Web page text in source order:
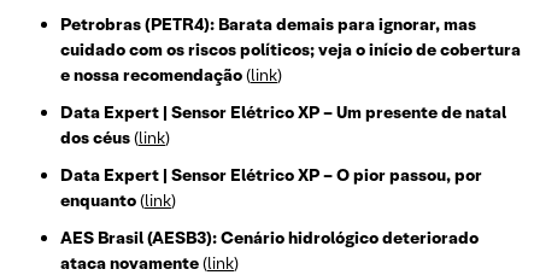
Petrobras (PETR4): Barata demais para ignorar, mas
cuidado com os riscos políticos; veja o início de cobertura
e nossa recomendação(link)
Data Expert | Sensor Elétrico XP – Um presente de natal
dos céus(link)
Data Expert | Sensor Elétrico XP – O pior passou, por
enquanto(link)
AES Brasil (AESB3): Cenário hidrológico deteriorado
ataca novamente(link)